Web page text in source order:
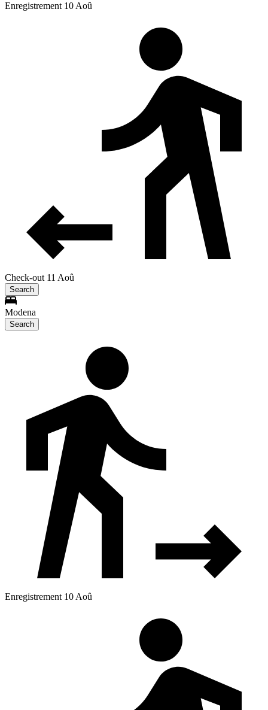
Enregistrement 10 Aoû
Check-out 11 Aoû
Search
Modena
Search
Enregistrement 10 Aoû